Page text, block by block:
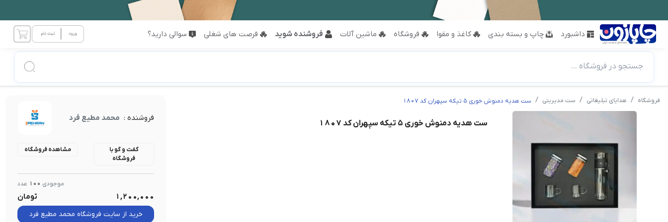
داشبورد چاپ و بسته بندی کاغذ و مقوا فروشگاه ماشین آلات فروشنده شوید فرصت های شغلی سوالی دارید؟
جستجو در فروشگاه ...
فروشگاه هدایای تبلیغاتی ست مدیریتی ست هدیه دمنوش خوری 5 تیکه سپهران کد 1807
ست هدیه دمنوش خوری 5 تیکه سپهران کد 1807
فروشنده : محمد مطیع فرد
گفت و گو با
فروشگاه
مشاهده فروشگاه
موجودی 100 عدد
1,200,000 تومان
خرید از سایت فروشگاه محمد مطیع فرد